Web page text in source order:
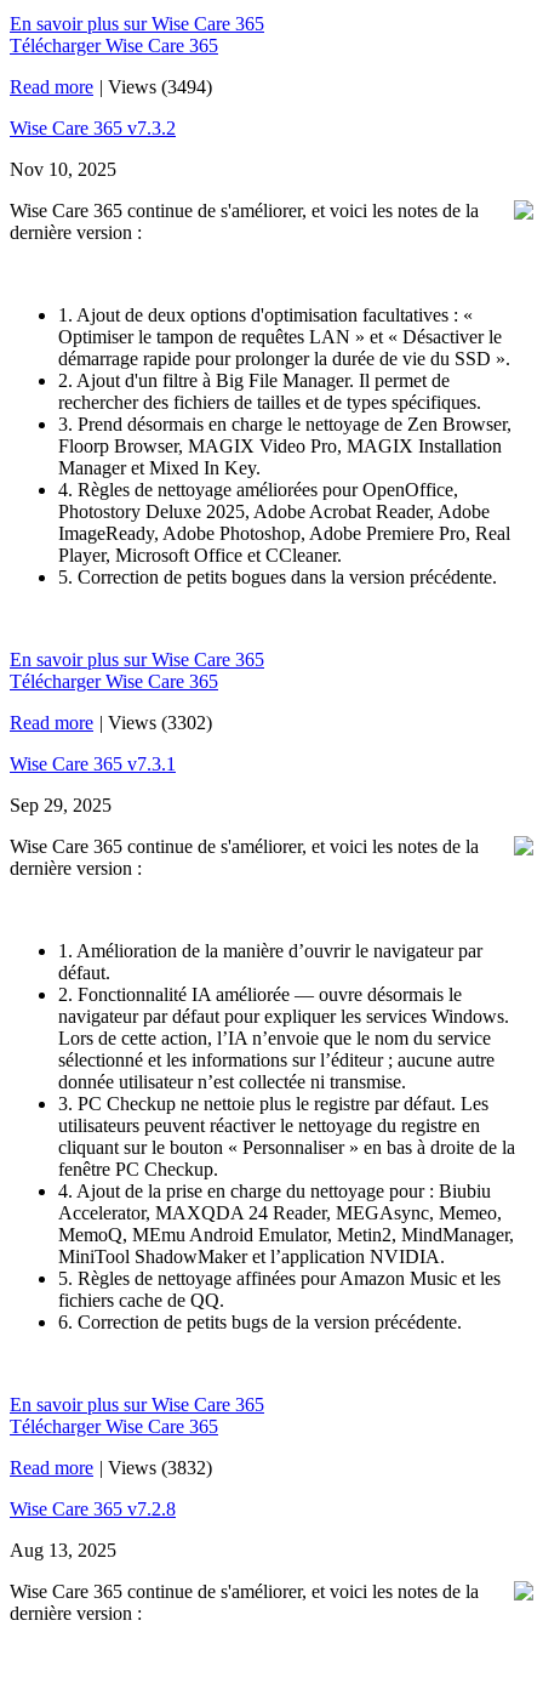
En savoir plus sur Wise Care 365
Télécharger Wise Care 365
Read more | Views (3494)
Wise Care 365 v7.3.2
Nov 10, 2025
Wise Care 365 continue de s'améliorer, et voici les notes de la
dernière version :
1. Ajout de deux options d'optimisation facultatives : «
Optimiser le tampon de requêtes LAN » et « Désactiver le
démarrage rapide pour prolonger la durée de vie du SSD ».
2. Ajout d'un filtre à Big File Manager. Il permet de
rechercher des fichiers de tailles et de types spécifiques.
3. Prend désormais en charge le nettoyage de Zen Browser,
Floorp Browser, MAGIX Video Pro, MAGIX Installation
Manager et Mixed In Key.
4. Règles de nettoyage améliorées pour OpenOffice,
Photostory Deluxe 2025, Adobe Acrobat Reader, Adobe
ImageReady, Adobe Photoshop, Adobe Premiere Pro, Real
Player, Microsoft Office et CCleaner.
5. Correction de petits bogues dans la version précédente.
En savoir plus sur Wise Care 365
Télécharger Wise Care 365
Read more | Views (3302)
Wise Care 365 v7.3.1
Sep 29, 2025
Wise Care 365 continue de s'améliorer, et voici les notes de la
dernière version :
1. Amélioration de la manière d’ouvrir le navigateur par
défaut.
2. Fonctionnalité IA améliorée — ouvre désormais le
navigateur par défaut pour expliquer les services Windows.
Lors de cette action, l’IA n’envoie que le nom du service
sélectionné et les informations sur l’éditeur ; aucune autre
donnée utilisateur n’est collectée ni transmise.
3. PC Checkup ne nettoie plus le registre par défaut. Les
utilisateurs peuvent réactiver le nettoyage du registre en
cliquant sur le bouton « Personnaliser » en bas à droite de la
fenêtre PC Checkup.
4. Ajout de la prise en charge du nettoyage pour : Biubiu
Accelerator, MAXQDA 24 Reader, MEGAsync, Memeo,
MemoQ, MEmu Android Emulator, Metin2, MindManager,
MiniTool ShadowMaker et l’application NVIDIA.
5. Règles de nettoyage affinées pour Amazon Music et les
fichiers cache de QQ.
6. Correction de petits bugs de la version précédente.
En savoir plus sur Wise Care 365
Télécharger Wise Care 365
Read more | Views (3832)
Wise Care 365 v7.2.8
Aug 13, 2025
Wise Care 365 continue de s'améliorer, et voici les notes de la
dernière version :